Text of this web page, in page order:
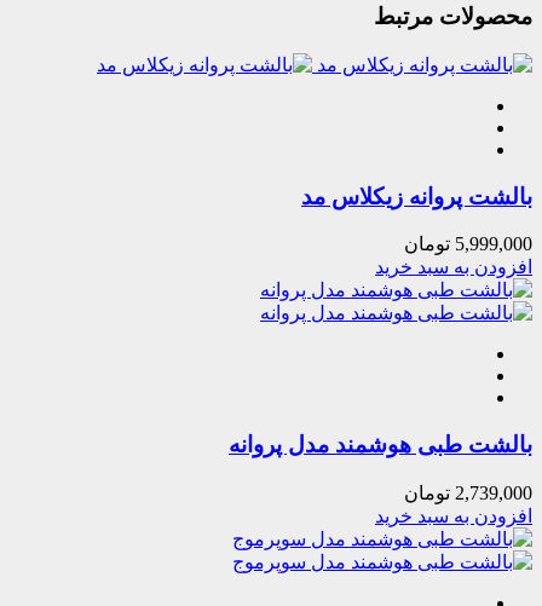
محصولات مرتبط
بالشت پروانه زیکلاس مد
5,999,000 تومان
افزودن به سبد خرید
بالشت طبی هوشمند مدل پروانه
2,739,000 تومان
افزودن به سبد خرید